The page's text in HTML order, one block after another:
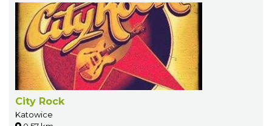
City Rock
Katowice